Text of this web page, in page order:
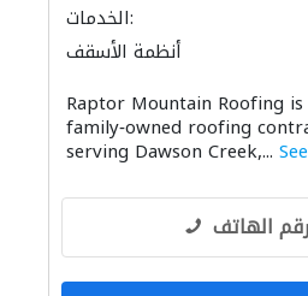
الخدمات:
أنظمة الأسقف
Raptor Mountain Roofing
family‑owned roofing
serving Dawson Creek,...
الهاتف